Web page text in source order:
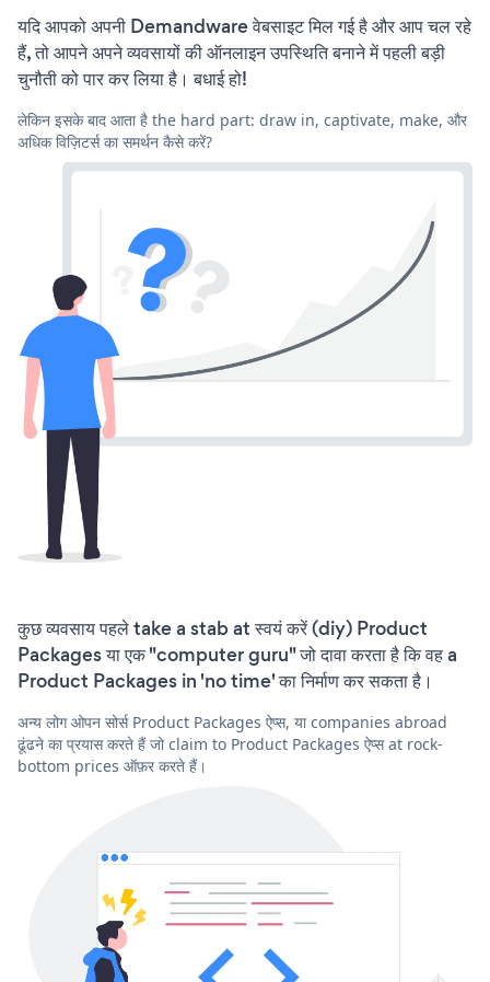
यदि आपको अपनी Demandware वेबसाइट मिल गई है और आप चल रहे
हैं, तो आपने अपने व्यवसायों की ऑनलाइन उपस्थिति बनाने में पहली बड़ी
चुनौती को पार कर लिया है। बधाई हो!
लेकिन इसके बाद आता है the hard part: draw in, captivate, make, और
अधिक विज़िटर्स का समर्थन कैसे करें?
कुछ व्यवसाय पहले take a stab at स्वयं करें (diy) Product
Packages या एक "computer guru" जो दावा करता है कि वह a
Product Packages in 'no time' का निर्माण कर सकता है।
अन्य लोग ओपन सोर्स Product Packages ऐप्स, या companies abroad
ढूंढने का प्रयास करते हैं जो claim to Product Packages ऐप्स at rock-
bottom prices ऑफ़र करते हैं।